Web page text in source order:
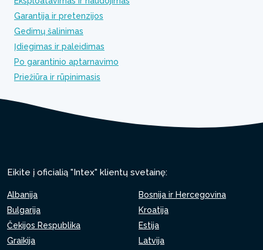
Garantija ir pretenzijos
Gedimų šalinimas
Įdiegimas ir paleidimas
Po garantinio aptarnavimo
Priežiūra ir rūpinimasis
Eikite į oficialią "Intex" klientų svetainę:
Albanija
Bosnija ir Hercegovina
Bulgarija
Kroatija
Čekijos Respublika
Estija
Graikija
Latvija